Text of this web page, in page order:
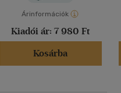
Árinformációk
Kiadói ár: 7 980 Ft
Kosárba